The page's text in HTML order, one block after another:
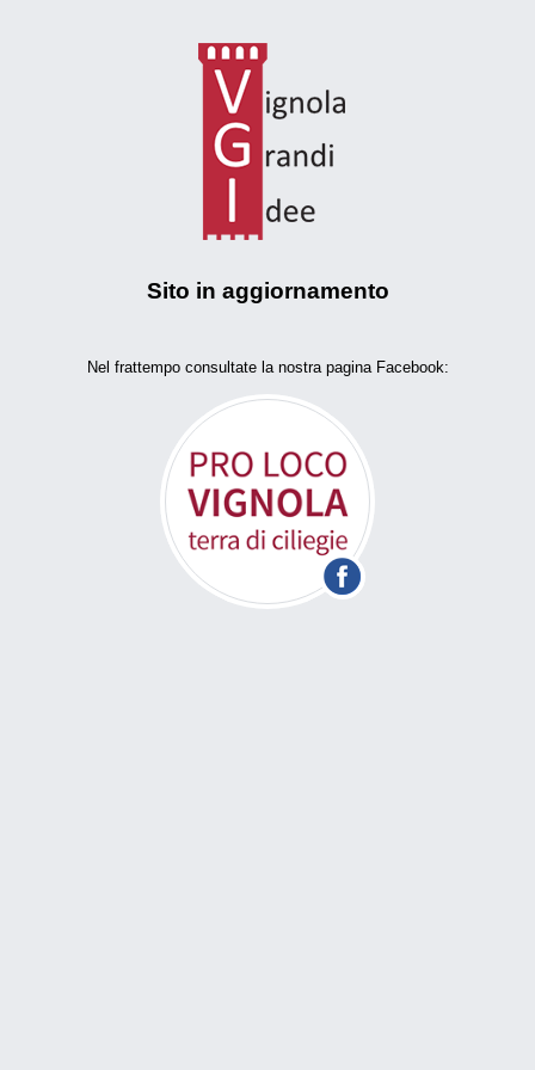
Sito in aggiornamento
Nel frattempo consultate la nostra pagina Facebook: